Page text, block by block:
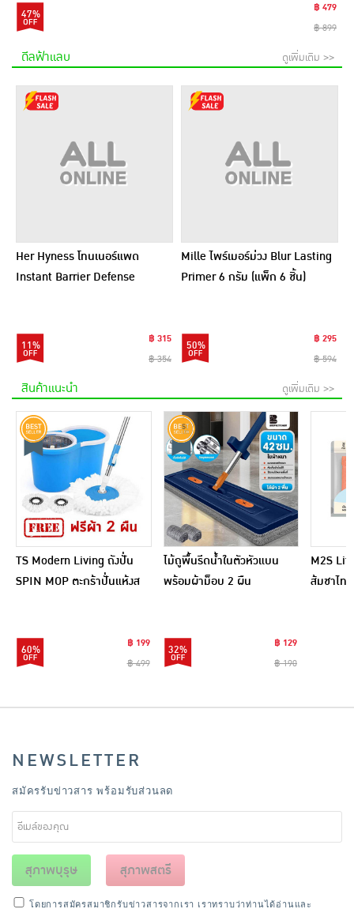
47%
฿ 479
฿ 899
ดีลฟ้าแลบ ดูเพิ่มเติม >>
Her Hyness โทนเนอร์แพด
Instant Barrier Defense
11%
฿ 315
฿ 354
Mille ไพร์เมอร์ม่วง Blur Lasting
Primer 6 กรัม (แพ็ก 6 ชิ้น)
50%
฿ 295
฿ 594
สินค้าแนะนำ ดูเพิ่มเติม >>
TS Modern Living ถังปั่น
SPIN MOP ตะกร้าปั่นแห้งส
60%
฿ 199
฿ 499
ไม้ถูพื้นรีดน้ำในตัวหัวแบน
พร้อมผ้าม็อบ 2 ผืน
32%
฿ 129
฿ 190
M2S
ส้มชาไท
NEWSLETTER
สมัครรับข่าวสาร พร้อมรับส่วนลด
สุภาพบุรุษ สุภาพสตรี
โดยการสมัครสมาชิกรับข่าวสารจากเรา เราทราบว่าท่านได้อ่านและ